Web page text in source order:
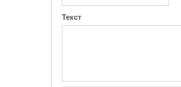
Текст